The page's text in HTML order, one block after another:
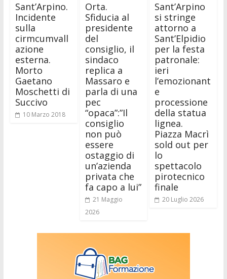
Sant’Arpino.
Incidente
sulla
cirmcumvall
azione
esterna.
Morto
Gaetano
Moschetti di
Succivo
10 Marzo 2018
Orta.
Sfiducia al
presidente
del
consiglio, il
sindaco
replica a
Massaro e
parla di una
pec
“opaca”:”Il
consiglio
non può
essere
ostaggio di
un’azienda
privata che
fa capo a lui”
21 Maggio
2026
Sant’Arpino
si stringe
attorno a
Sant’Elpidio
per la festa
patronale:
ieri
l’emozionant
e
processione
della statua
lignea.
Piazza Macrì
sold out per
lo
spettacolo
pirotecnico
finale
20 Luglio 2026